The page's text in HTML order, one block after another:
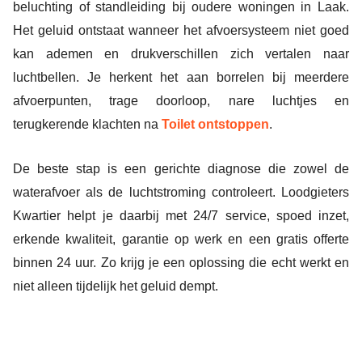
beluchting of standleiding bij oudere woningen in Laak.
Het geluid ontstaat wanneer het afvoersysteem niet goed
kan ademen en drukverschillen zich vertalen naar
luchtbellen. Je herkent het aan borrelen bij meerdere
afvoerpunten, trage doorloop, nare luchtjes en
terugkerende klachten na Toilet ontstoppen.
De beste stap is een gerichte diagnose die zowel de
waterafvoer als de luchtstroming controleert. Loodgieters
Kwartier helpt je daarbij met 24/7 service, spoed inzet,
erkende kwaliteit, garantie op werk en een gratis offerte
binnen 24 uur. Zo krijg je een oplossing die echt werkt en
niet alleen tijdelijk het geluid dempt.